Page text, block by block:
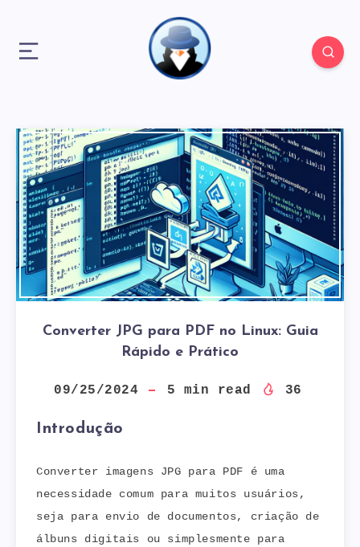
Converter JPG para PDF no Linux: Guia
Rápido e Prático
09/25/2024 5 min read 36
Introdução
Converter imagens JPG para PDF é uma
necessidade comum para muitos usuários,
seja para envio de documentos, criação de
álbuns digitais ou simplesmente para